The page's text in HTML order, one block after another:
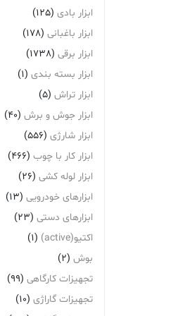
ابزار بادی (125)
ابزار باغبانی (178)
ابزار برقی (1738)
ابزار بسته بندی (1)
ابزار تراش (5)
ابزار جوش و برش (40)
ابزار شارژی (556)
ابزار کار با چوب (466)
ابزار لوله کشی (26)
ابزارهای خودرویی (13)
ابزارهای دستی (23)
اکتیو(active)
(1)
بوش (2)
تجهیزات کارگاهی (99)
تجهیزات گاراژی (10)